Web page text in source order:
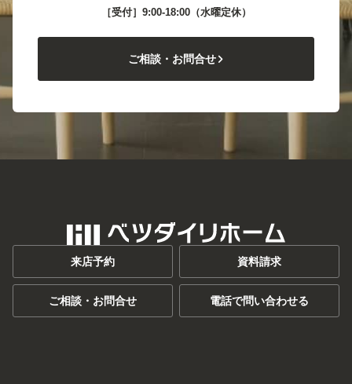
［受付］9:00-18:00（水曜定休）
ご相談・お問合せ
来店予約 資料請求
ご相談・お問合せ 電話で問い合わせる